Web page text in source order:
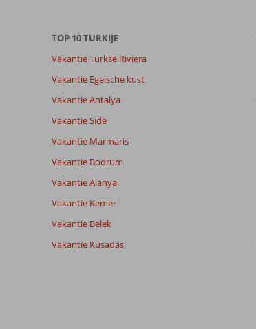
Sorteren op
datum (nieuw > oud)
TOP 10 TURKIJE
Vakantie Turkse Riviera
Vakantie Egeische kust
Vakantie Antalya
Vakantie Side
Vakantie Marmaris
Vakantie Bodrum
Vakantie Alanya
Vakantie Kemer
Vakantie Belek
Vakantie Kusadasi